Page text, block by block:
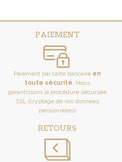
PAIEMENT
Paiement par carte bancaire en
toute sécurité. Nous
garantissons la procédure sécursée
SSL (cryptage de vos données
personnelles)
RETOURS